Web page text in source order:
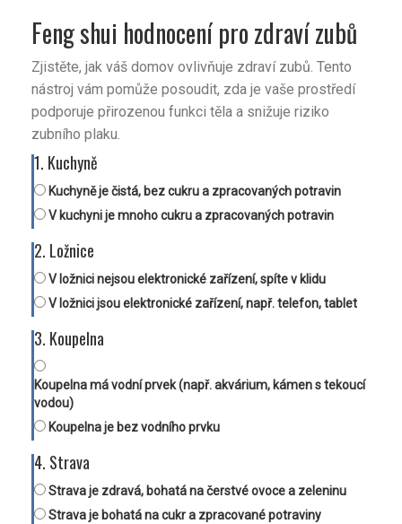
Feng shui hodnocení pro zdraví zubů
Zjistěte, jak váš domov ovlivňuje zdraví zubů. Tento
nástroj vám pomůže posoudit, zda je vaše prostředí
podporuje přirozenou funkci těla a snižuje riziko
zubního plaku.
1. Kuchyně
Kuchyně je čistá, bez cukru a zpracovaných potravin
V kuchyni je mnoho cukru a zpracovaných potravin
2. Ložnice
V ložnici nejsou elektronické zařízení, spíte v klidu
V ložnici jsou elektronické zařízení, např. telefon, tablet
3. Koupelna
Koupelna má vodní prvek (např. akvárium, kámen s tekoucí
vodou)
Koupelna je bez vodního prvku
4. Strava
Strava je zdravá, bohatá na čerstvé ovoce a zeleninu
Strava je bohatá na cukr a zpracované potraviny